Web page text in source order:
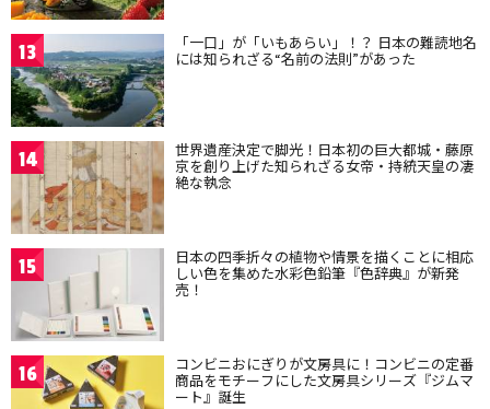
13 「一口」が「いもあらい」！？ 日本の難読地名
には知られざる“名前の法則”があった
14 世界遺産決定で脚光！日本初の巨大都城・藤原
京を創り上げた知られざる女帝・持統天皇の凄
絶な執念
15 日本の四季折々の植物や情景を描くことに相応
しい色を集めた水彩色鉛筆『色辞典』が新発
売！
16 コンビニおにぎりが文房具に！コンビニの定番
商品をモチーフにした文房具シリーズ『ジムマ
ート』誕生